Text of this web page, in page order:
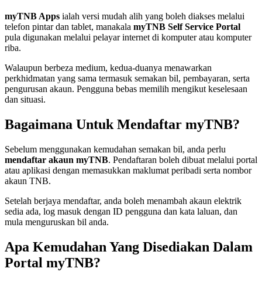
myTNB Apps ialah versi mudah alih yang boleh diakses melalui
telefon pintar dan tablet, manakala myTNB Self Service Portal
pula digunakan melalui pelayar internet di komputer atau komputer
riba.
Walaupun berbeza medium, kedua-duanya menawarkan
perkhidmatan yang sama termasuk semakan bil, pembayaran, serta
pengurusan akaun. Pengguna bebas memilih mengikut keselesaan
dan situasi.
Bagaimana Untuk Mendaftar myTNB?
Sebelum menggunakan kemudahan semakan bil, anda perlu
mendaftar akaun myTNB. Pendaftaran boleh dibuat melalui portal
atau aplikasi dengan memasukkan maklumat peribadi serta nombor
akaun TNB.
Setelah berjaya mendaftar, anda boleh menambah akaun elektrik
sedia ada, log masuk dengan ID pengguna dan kata laluan, dan
mula menguruskan bil anda.
Apa Kemudahan Yang Disediakan Dalam
Portal myTNB?